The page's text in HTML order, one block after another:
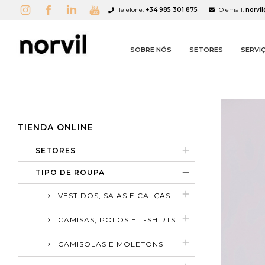
Telefone: +34 985 301 875 O email:
SOBRE NÓS SETORES
TIENDA ONLINE
SETORES
TIPO DE ROUPA
VESTIDOS, SAIAS E CALÇAS
CAMISAS, POLOS E T-SHIRTS
CAMISOLAS E MOLETONS